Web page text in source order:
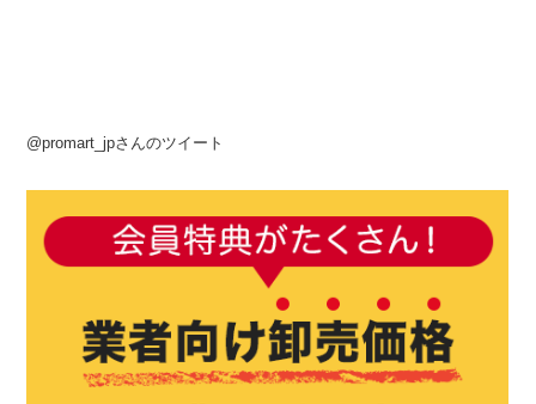
@promart_jpさんのツイート